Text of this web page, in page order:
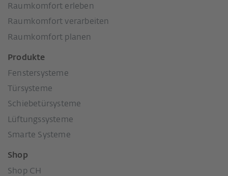
Raumkomfort erleben
Raumkomfort verarbeiten
Raumkomfort planen
Produkte
Fenstersysteme
Türsysteme
Schiebetürsysteme
Lüftungssysteme
Smarte Systeme
Shop
Shop CH